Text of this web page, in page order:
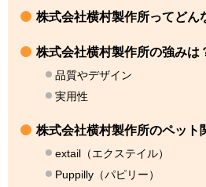
株式会社横村製作所ってどん
株式会社横村製作所の強みは
品質やデザイン
実用性
株式会社横村製作所のペット
extail（エクステイル）
Puppilly（パピリー）